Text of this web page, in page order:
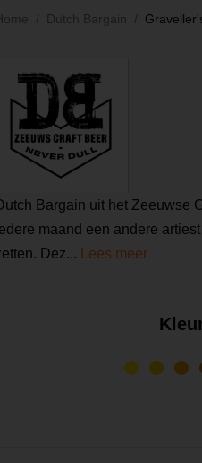
Dutch Bargain
Bargain uit het Zeeuwse
maand een andere
Dez... Lees meer